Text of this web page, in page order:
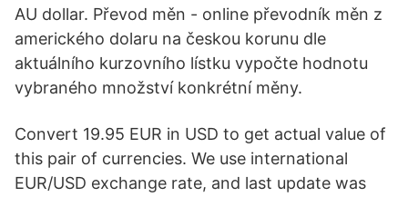
AU dollar. Převod měn - online převodník měn z
amerického dolaru na českou korunu dle
aktuálního kurzovního lístku vypočte hodnotu
vybraného množství konkrétní měny.
Convert 19.95 EUR in USD to get actual value of
this pair of currencies. We use international
EUR/USD exchange rate, and last update was